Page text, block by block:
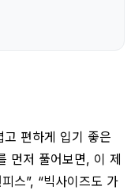
편하게 입기 좋은
먼저 풀어보면, 이 제
스”, “빅사이즈도 가